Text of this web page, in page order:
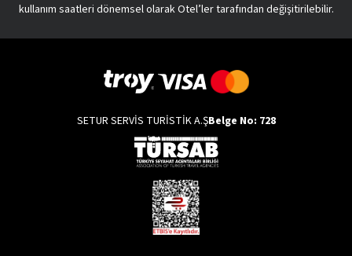
kullanım saatleri dönemsel olarak Otel’ler tarafından değişitirilebilir.
SETUR SERVİS TURİSTİK A.ŞBelge No: 728